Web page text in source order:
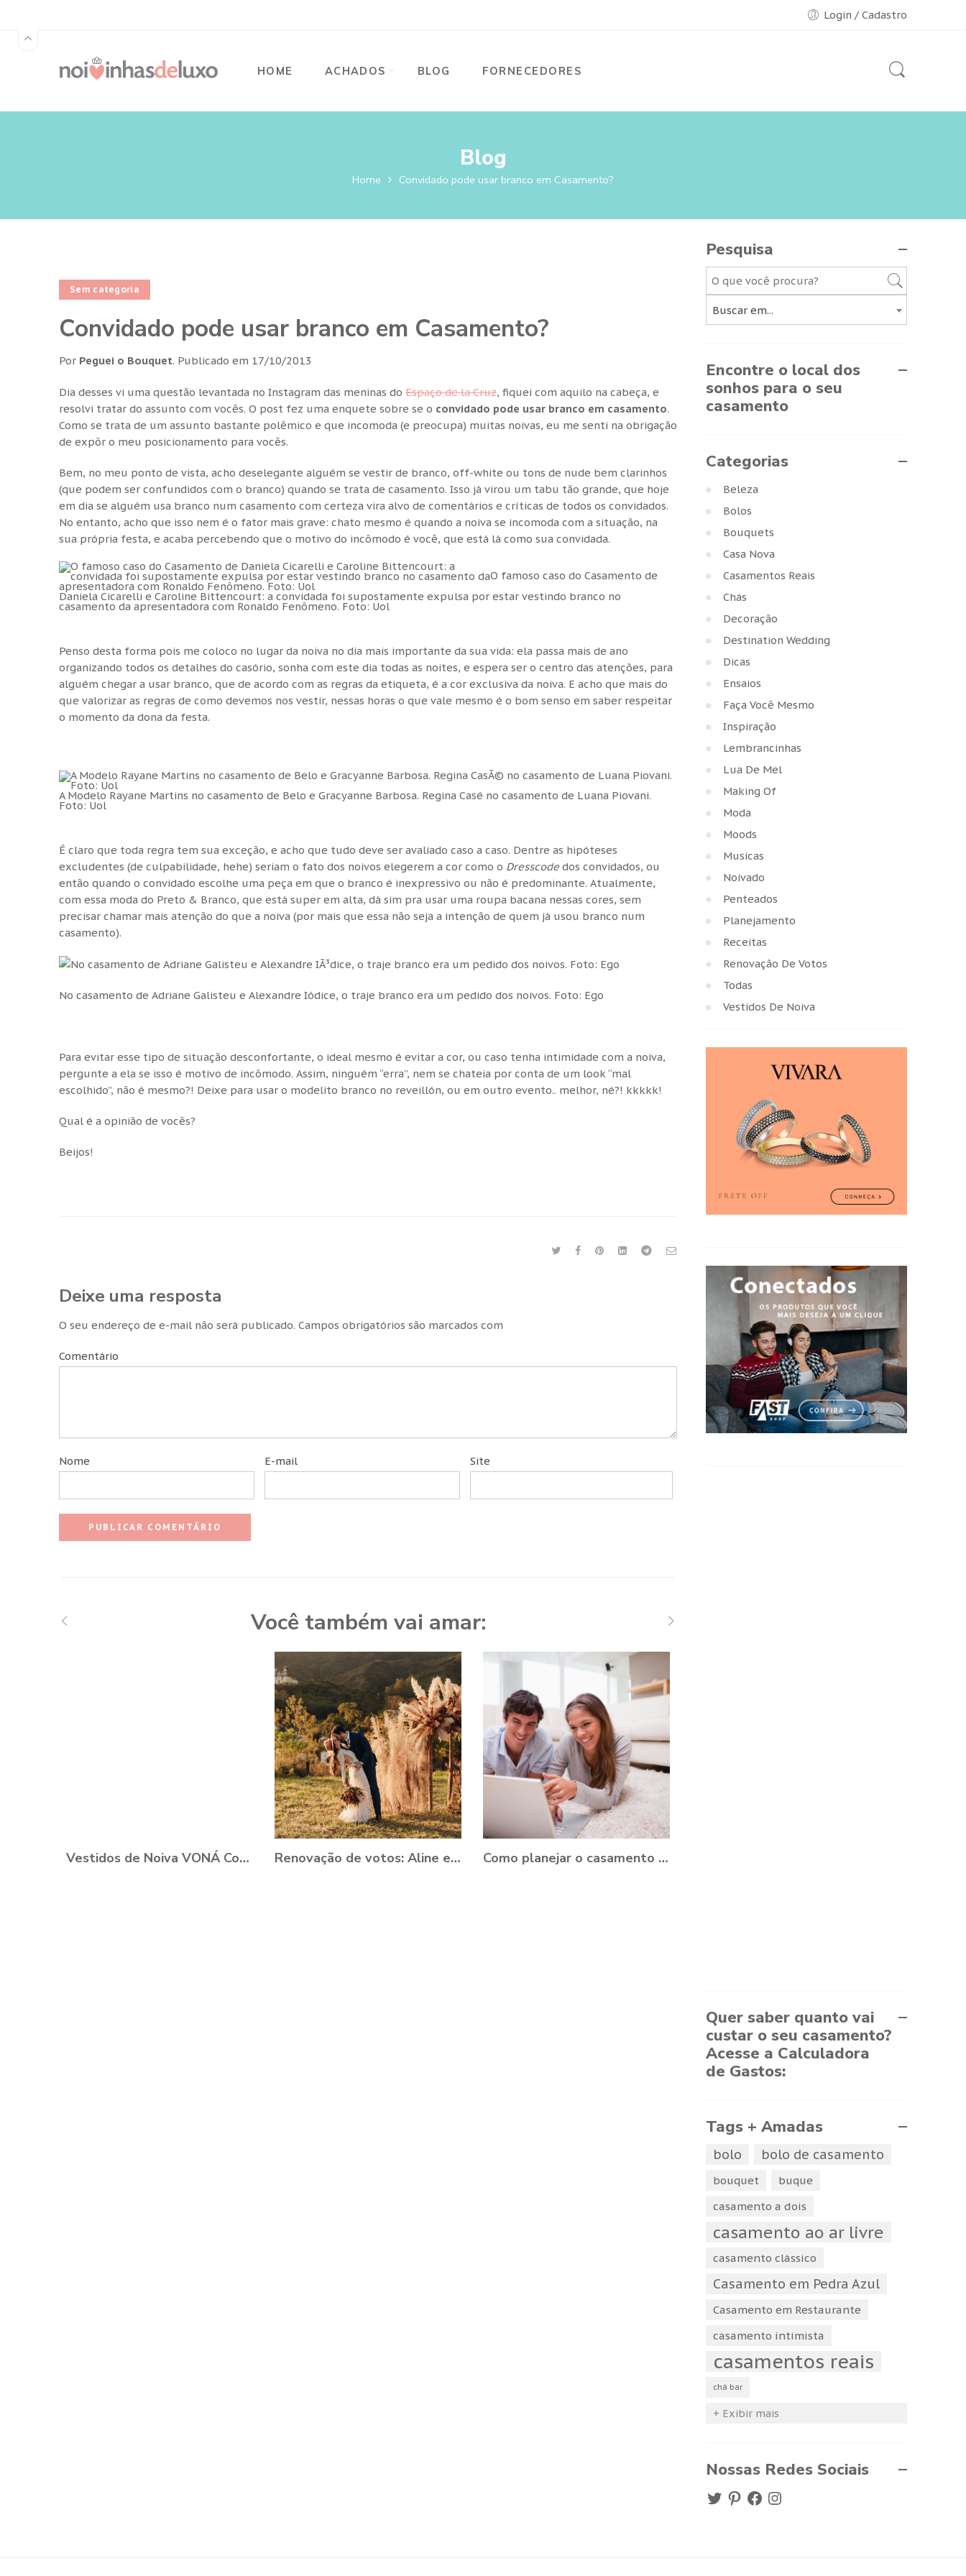
Login / Cadastro
HOME ACHADOS BLOG FORNECEDORES
Blog
Home Convidado pode usar branco em Casamento?
Sem categoria
Convidado pode usar branco em Casamento?
Por Peguei o Bouquet. Publicado em 17/10/2013
Dia desses vi uma questão levantada no Instagram das meninas do Espaço de la Cruz, fiquei com aquilo na cabeça, e
resolvi tratar do assunto com vocês. O post fez uma enquete sobre se o convidado pode usar branco em casamento.
Como se trata de um assunto bastante polêmico e que incomoda (e preocupa) muitas noivas, eu me senti na obrigação
de expôr o meu posicionamento para vocês.
Bem, no meu ponto de vista, acho deselegante alguém se vestir de branco, off-white ou tons de nude bem clarinhos
(que podem ser confundidos com o branco) quando se trata de casamento. Isso já virou um tabu tão grande, que hoje
em dia se alguém usa branco num casamento com certeza vira alvo de comentários e críticas de todos os convidados.
No entanto, acho que isso nem é o fator mais grave: chato mesmo é quando a noiva se incomoda com a situação, na
sua própria festa, e acaba percebendo que o motivo do incômodo é você, que está lá como sua convidada.
O famoso caso do Casamento de
Daniela Cicarelli e Caroline Bittencourt: a convidada foi supostamente expulsa por estar vestindo branco no
casamento da apresentadora com Ronaldo Fenômeno. Foto: Uol
Penso desta forma pois me coloco no lugar da noiva no dia mais importante da sua vida: ela passa mais de ano
organizando todos os detalhes do casório, sonha com este dia todas as noites, e espera ser o centro das atenções, para
alguém chegar a usar branco, que de acordo com as regras da etiqueta, é a cor exclusiva da noiva. E acho que mais do
que valorizar as regras de como devemos nos vestir, nessas horas o que vale mesmo é o bom senso em saber respeitar
o momento da dona da festa.
A Modelo Rayane Martins no casamento de Belo e Gracyanne Barbosa. Regina Casé no casamento de Luana Piovani.
Foto: Uol
É claro que toda regra tem sua exceção, e acho que tudo deve ser avaliado caso a caso. Dentre as hipóteses
excludentes (de culpabilidade, hehe) seriam o fato dos noivos elegerem a cor como o Dresscode dos convidados, ou
então quando o convidado escolhe uma peça em que o branco é inexpressivo ou não é predominante. Atualmente,
com essa moda do Preto & Branco, que está super em alta, dá sim pra usar uma roupa bacana nessas cores, sem
precisar chamar mais atenção do que a noiva (por mais que essa não seja a intenção de quem já usou branco num
casamento).
No casamento de Adriane Galisteu e Alexandre Iódice, o traje branco era um pedido dos noivos. Foto: Ego
Para evitar esse tipo de situação desconfortante, o ideal mesmo é evitar a cor, ou caso tenha intimidade com a noiva,
pergunte a ela se isso é motivo de incômodo. Assim, ninguém “erra”, nem se chateia por conta de um look “mal
escolhido”, não é mesmo?! Deixe para usar o modelito branco no reveillón, ou em outro evento.. melhor, né?! kkkkk!
Qual é a opinião de vocês?
Beijos!
Deixe uma resposta
O seu endereço de e-mail não será publicado. Campos obrigatórios são marcados com
Comentário
Nome E-mail Site
Você também vai amar:
Vestidos de Noiva VONÁ Concept - Coleção Romance 2021 Renovação de votos: Aline e Danilo, Ouro Preto - MG Como planejar o casamento durante a Pandemia?
Pesquisa
Buscar em...
Encontre o local dos
sonhos para o seu
casamento
Categorias
Beleza
Bolos
Bouquets
Casa Nova
Casamentos Reais
Chás
Decoração
Destination Wedding
Dicas
Ensaios
Faça Você Mesmo
Inspiração
Lembrancinhas
Lua De Mel
Making Of
Moda
Moods
Musicas
Noivado
Penteados
Planejamento
Receitas
Renovação De Votos
Todas
Vestidos De Noiva
Quer saber quanto vai
custar o seu casamento?
Acesse a Calculadora
de Gastos:
Tags + Amadas
bolo bolo de casamento
bouquet
buque
casamento a dois
casamento ao ar livre
casamento clássico
Casamento em Pedra Azul
Casamento em Restaurante
casamento intimista
casamentos reais
chá bar
+ Exibir mais
Nossas Redes Sociais